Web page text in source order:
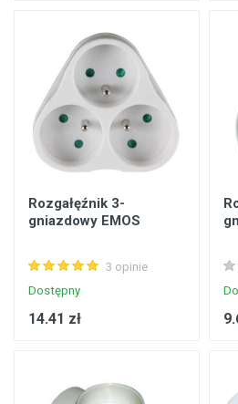
Rozgałęźnik 3-
gniazdowy EMOS
3 opinie
Dostępny
14.41 zł